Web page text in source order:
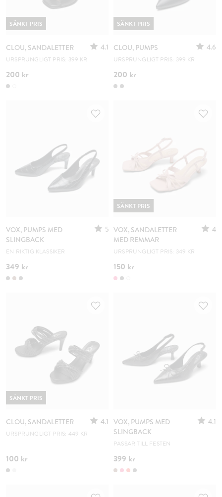
CLOU, SANDALETTER 4.1
URSPRUNGLIGT PRIS: 399 KR
200 kr
SÄNKT PRIS
CLOU, PUMPS 4.6
URSPRUNGLIGT PRIS: 399 KR
200 kr
SÄNKT PRIS
VOX, PUMPS MED
SLINGBACK
5
EN RIKTIG KLASSIKER
349 kr
VOX, SANDALETTER
MED REMMAR
4
URSPRUNGLIGT PRIS: 349 KR
150 kr
SÄNKT PRIS
CLOU, SANDALETTER 4.1
URSPRUNGLIGT PRIS: 449 KR
100 kr
SÄNKT PRIS
VOX, PUMPS MED
SLINGBACK
4.1
PASSAR TILL FESTEN
399 kr